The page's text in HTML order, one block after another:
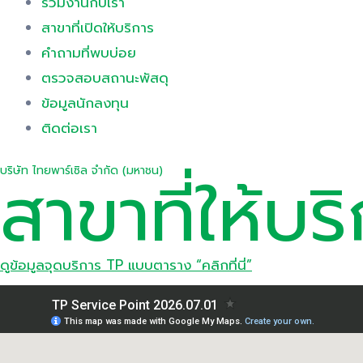
สาขาที่เปิดให้บริการ
คำถามที่พบบ่อย
ตรวจสอบสถานะพัสดุ
ข้อมูลนักลงทุน
ติดต่อเรา
บริษัท ไทยพาร์เซิล จำกัด (มหาชน)
สาขาที่ให้บ
ดูข้อมูลจุดบริการ TP แบบตาราง “คลิกที่นี่”